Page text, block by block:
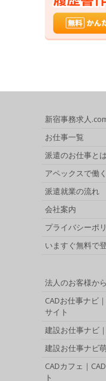
新宿事務求人
お仕事一覧
派遣のお仕事とは
アペックスで働
派遣就業の流れ
会社案内
プライバシーポ
いますぐ無料で
法人のお客様か
CADお仕事ナビ
サイト
建設お仕事ナビ
建設お仕事ナビ
CADカフェ｜
ト